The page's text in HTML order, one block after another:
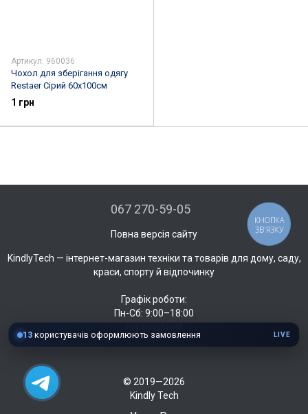
Артикул: 960036
Чохол для зберігання одягу
Restaer Сірий 60х100см
1 грн
067 270-59-05
Повна версія сайту
KindlyTech — інтернет-магазин техніки та товарів для дому, саду,
краси, спорту й відпочинку
Графік роботи:
Пн-Сб: 9:00–18:00
© 2019—2026
Kindly Tech
13 користувачів оформлюють замовлення LIVE
КНОПКА
ЗВ'ЯЗКУ